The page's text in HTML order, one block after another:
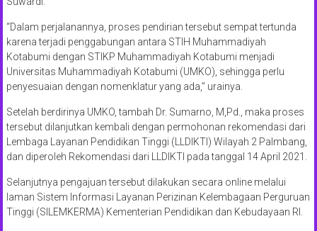
“Dalam perjalanannya, proses pendirian tersebut sempat tertunda
karena terjadi penggabungan antara STIH Muhammadiyah
Kotabumi dengan STIKP Muhammadiyah Kotabumi menjadi
Universitas Muhammadiyah Kotabumi (UMKO), sehingga perlu
penyesuaian dengan nomenklatur yang ada,” urainya.
Setelah berdirinya UMKO, tambah Dr. Sumarno, M,Pd., maka proses
tersebut dilanjutkan kembali dengan permohonan rekomendasi dari
Lembaga Layanan Pendidikan Tinggi (LLDIKTI) Wilayah 2 Palmbang,
dan diperoleh Rekomendasi dari LLDIKTI pada tanggal 14 April 2021.
Selanjutnya pengajuan tersebut dilakukan secara online melalui
laman Sistem Informasi Layanan Perizinan Kelembagaan Perguruan
Tinggi (SILEMKERMA) Kementerian Pendidikan dan Kebudayaan RI.